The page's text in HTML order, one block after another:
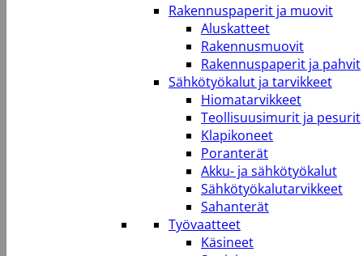
Rakennuspaperit ja muovit
Aluskatteet
Rakennusmuovit
Rakennuspaperit ja pahvit
Sähkötyökalut ja tarvikkeet
Hiomatarvikkeet
Teollisuusimurit ja pesurit
Klapikoneet
Poranterät
Akku- ja sähkötyökalut
Sähkötyökalutarvikkeet
Sahanterät
Työvaatteet
Käsineet